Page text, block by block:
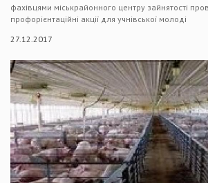
фахівцями міськрайонного центру зайнятості
профорієнтаційні акції для учнівської молоді
27.12.2017